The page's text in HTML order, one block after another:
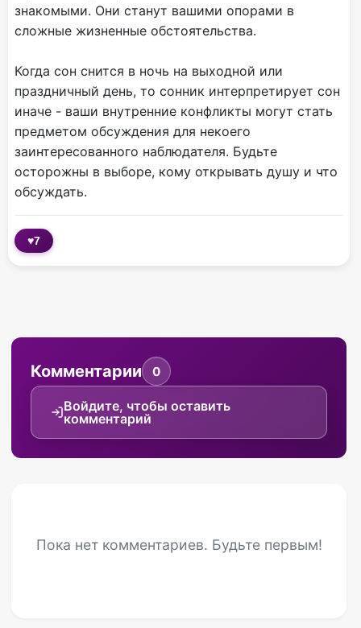
знакомыми. Они станут вашими опорами в
сложные жизненные обстоятельства.
Когда сон снится в ночь на выходной или
праздничный день, то сонник интерпретирует сон
иначе - ваши внутренние конфликты могут стать
предметом обсуждения для некоего
заинтересованного наблюдателя. Будьте
осторожны в выборе, кому открывать душу и что
обсуждать.
♥7
Комментарии 0
Войдите, чтобы оставить
комментарий
Пока нет комментариев. Будьте первым!